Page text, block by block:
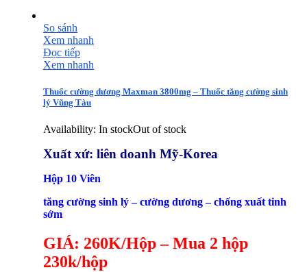
So sánh
Xem nhanh
Đọc tiếp
Xem nhanh
Thuốc cường dương Maxman 3800mg – Thuốc tăng cường sinh
lý Vũng Tàu
Availability: In stockOut of stock
Xuất xứ: liên doanh Mỹ-Korea
Hộp 10 Viên
tăng cường sinh lý – cường dương – chống xuất tinh
sớm
GIÁ: 260K/Hộp – Mua 2 hộp
230k/hộp